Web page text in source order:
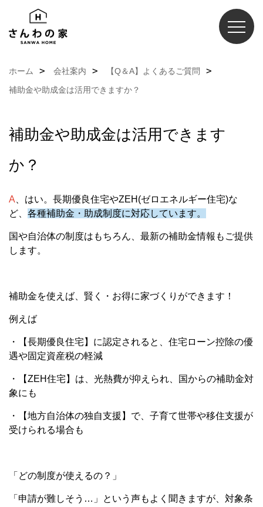
ホーム 会社案内
【Q＆A】よくあるご質問
補助金や助成金は活用できますか？
補助金や助成金は活用できます
か？
A 、はい。長期優良住宅やZEH(ゼロエネルギー住宅)な
ど、 各種補助金・助成制度に対応しています。
国や自治体の制度はもちろん、最新の補助金情報もご提供
します。
補助金を使えば、賢く・お得に家づくりができます！
例えば
・【長期優良住宅】に認定されると、住宅ローン控除の優
遇や固定資産税の軽減
・【ZEH住宅】は、光熱費が抑えられ、国からの補助金対
象にも
・【地方自治体の独自支援】で、子育て世帯や移住支援が
受けられる場合も
「どの制度が使えるの？」
「申請が難しそう…」という声もよく聞きますが、対象条